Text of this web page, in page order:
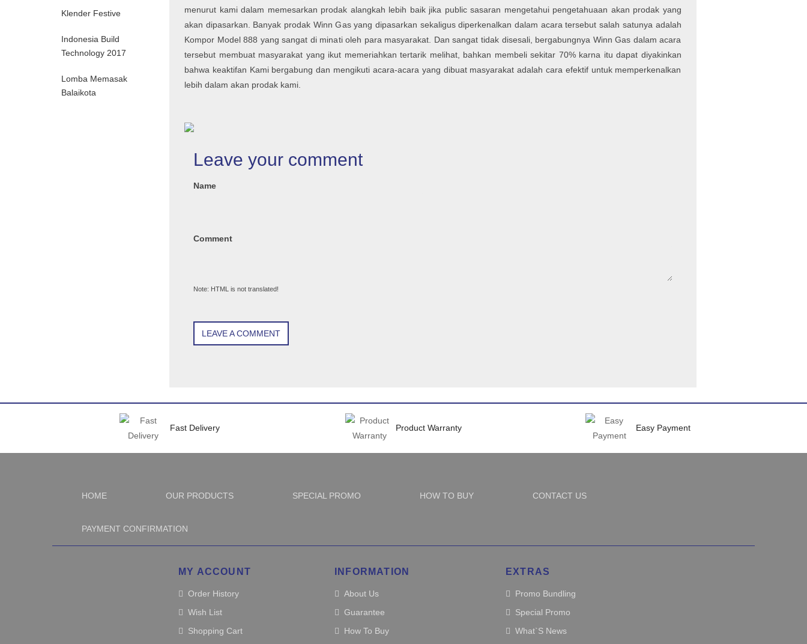
Klender Festive
Indonesia Build
Technology 2017
Lomba Memasak
Balaikota
menurut kami dalam memesarkan prodak alangkah lebih baik jika public sasaran mengetahui pengetahuaan akan prodak yang
akan dipasarkan. Banyak prodak Winn Gas yang dipasarkan sekaligus diperkenalkan dalam acara tersebut salah satunya adalah
Kompor Model 888 yang sangat di minati oleh para masyarakat. Dan sangat tidak disesali, bergabungnya Winn Gas dalam acara
tersebut membuat masyarakat yang ikut memeriahkan tertarik melihat, bahkan membeli sekitar 70% karna itu dapat diyakinkan
bahwa keaktifan Kami bergabung dan mengikuti acara-acara yang dibuat masyarakat adalah cara efektif untuk memperkenalkan
lebih dalam akan prodak kami.
Leave your comment
Name
Comment
Note: HTML is not translated!
LEAVE A COMMENT
Fast Delivery Product Warranty Easy Payment
HOME OUR PRODUCTS SPECIAL PROMO HOW TO BUY CONTACT US
PAYMENT CONFIRMATION
MY ACCOUNT
Order History
Wish List
Shopping Cart
INFORMATION
About Us
Guarantee
How To Buy
EXTRAS
Promo Bundling
Special Promo
What`s News